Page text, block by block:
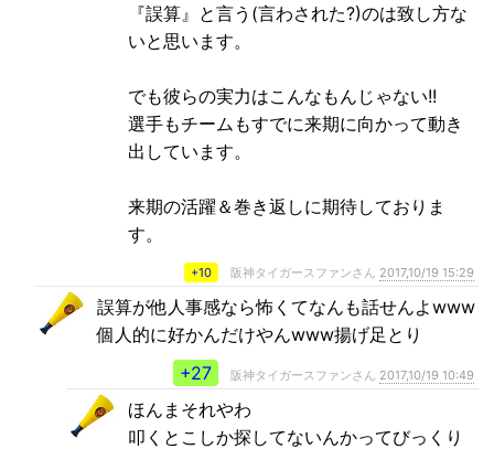
『誤算』と言う(言わされた?)のは致し方な
いと思います。
でも彼らの実力はこんなもんじゃない!!
選手もチームもすでに来期に向かって動き
出しています。
来期の活躍＆巻き返しに期待しておりま
す。
+10 阪神タイガースファンさん 2017,10/19 15:29
誤算が他人事感なら怖くてなんも話せんよwww
個人的に好かんだけやんwww揚げ足とり
+27
阪神タイガースファンさん 2017,10/19 10:49
ほんまそれやわ
叩くとこしか探してないんかってびっくり